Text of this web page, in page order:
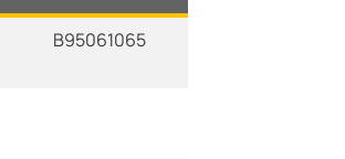
B95061065